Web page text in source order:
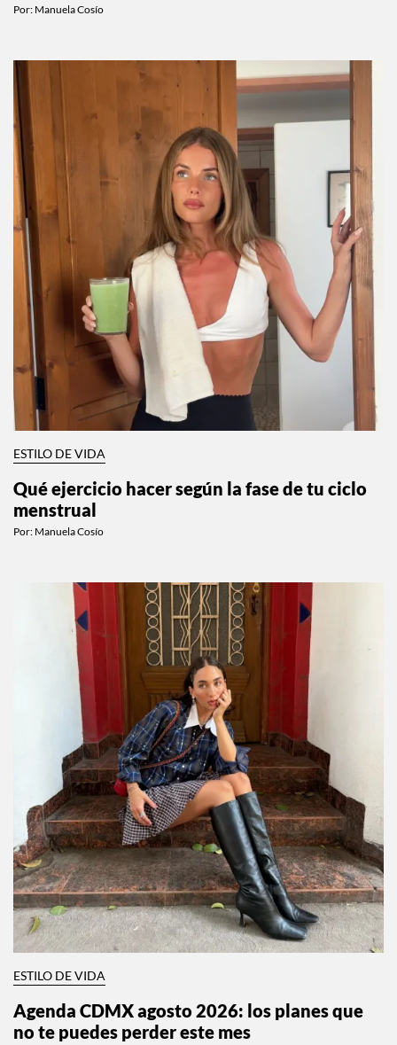
Por: Manuela Cosío
ESTILO DE VIDA
Qué ejercicio hacer según la fase de tu ciclo
menstrual
Por: Manuela Cosío
ESTILO DE VIDA
Agenda CDMX agosto 2026: los planes que
no te puedes perder este mes